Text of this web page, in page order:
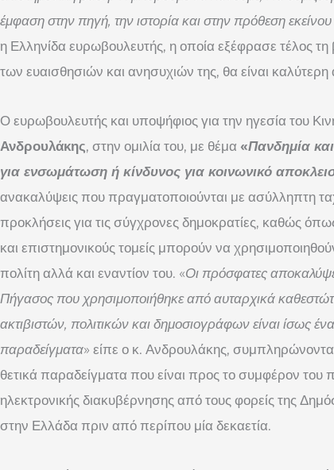
έμφαση στην πηγή, την ιστορία και στην πρόθεση
η Ελληνίδα ευρωβουλευτής, η οποία εξέφρασε τέλος τη
των ευαισθησιών και ανησυχιών της, θα είναι
Ο ευρωβουλευτής και υποψήφιος για την ηγεσία του
Ανδρουλάκης, στην ομιλία του, με θέμα «Πανδημία
για ενσωμάτωση ή κίνδυνος για κοινωνικό
ανακαλύψεις που πραγματοποιούνται με ασύλληπτη
προκλήσεις για τις σύγχρονες δημοκρατίες, καθώς
και επιστημονικούς τομείς μπορούν να
πολίτη αλλά και εναντίον του. «Οι πρόσφατες
Πήγασος που χρησιμοποιήθηκε από αυταρχικά
ακτιβιστών, πολιτικών και δημοσιογράφων είναι ίσως
παραδείγματα» είπε ο κ. Ανδρουλάκης,
θετικά παραδείγματα που είναι προς το συμφέρον του
ηλεκτρονικής διακυβέρνησης από τους φορείς της
στην Ελλάδα πριν από περίπου μία δεκαετία.